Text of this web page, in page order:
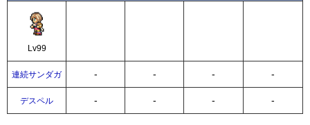
Lv99
連続サンダガ - - - -
デスペル - - - -